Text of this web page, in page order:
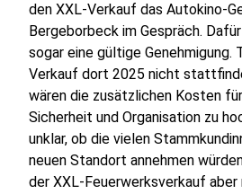
den XXL-Verkauf das Autokino-
Bergeborbeck im Gespräch.
sogar eine gültige Genehmigung.
Verkauf dort 2025 nicht
wären die zusätzlichen Kosten
Sicherheit und Organisation zu
unklar, ob die vielen
neuen Standort annehmen
der XXL-Feuerwerksverkauf aber